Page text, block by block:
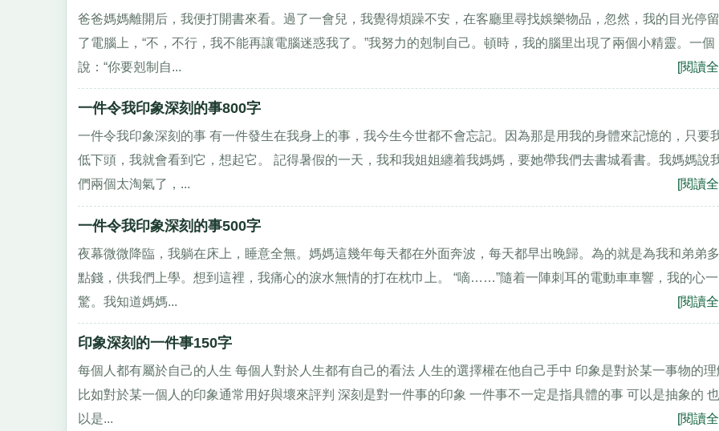
爸爸媽媽離開后，我便打開書來看。過了一會兒，我覺得煩躁不安，在客廳里尋找娛樂物品，忽然，我的目光停
了電腦上，“不，不行，我不能再讓電腦迷惑我了。”我努力的剋制自己。頓時，我的腦里出現了兩個小精靈。一個
說：“你要剋制自...
[閱讀
一件令我印象深刻的事800字
一件令我印象深刻的事 有一件發生在我身上的事，我今生今世都不會忘記。因為那是用我的身體來記憶的，只要
低下頭，我就會看到它，想起它。 記得暑假的一天，我和我姐姐纏着我媽媽，要她帶我們去書城看書。我媽媽說
們兩個太淘氣了，...
[閱讀
一件令我印象深刻的事500字
夜幕微微降臨，我躺在床上，睡意全無。媽媽這幾年每天都在外面奔波，每天都早出晚歸。為的就是為我和弟弟
點錢，供我們上學。想到這裡，我痛心的淚水無情的打在枕巾上。 “嘀……”隨着一陣刺耳的電動車車響，我的心一
驚。我知道媽媽...
[閱讀
印象深刻的一件事150字
每個人都有屬於自己的人生 每個人對於人生都有自己的看法 人生的選擇權在他自己手中 印象是對於某一事物的
比如對於某一個人的印象通常用好與壞來評判 深刻是對一件事的印象 一件事不一定是指具體的事 可以是抽象的
以是...
[閱讀